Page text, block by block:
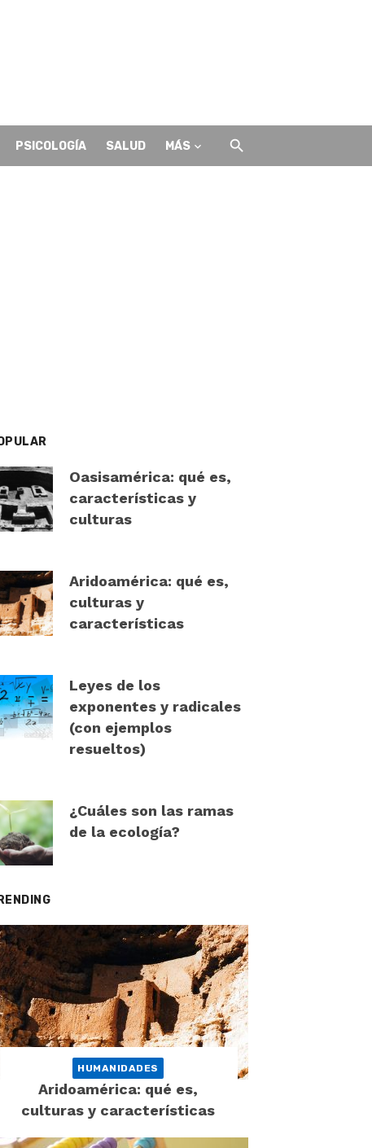
PSICOLOGÍA SALUD MÁS
Oasisamérica: qué es,
características y
culturas
Aridoamérica: qué es,
culturas y
características
Leyes de los
exponentes y radicales
(con ejemplos
resueltos)
¿Cuáles son las ramas
de la ecología?
HUMANIDADES
Aridoamérica: qué es,
culturas y características